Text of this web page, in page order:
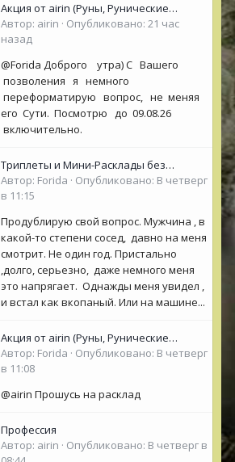
Акция от airin (Руны, Рунические
Оракулы, колоды Таро- Рун)
Автор: airin · Опубликовано: 21 час
назад
@Forida Доброго утра) С Вашего
позволения я немного
переформатирую вопрос, не меняя
его Сути. Посмотрю до 09.08.26
включительно.
Триплеты и Мини-Расклады без
обязательной ОС для НОВИЧКОВ (<50
сообщений)
Автор: Forida · Опубликовано: В четверг
в 11:15
Продублирую свой вопрос. Мужчина , в
какой-то степени сосед, давно на меня
смотрит. Не один год. Пристально
,долго, серьезно, даже немного меня
это напрягает. Однажды меня увидел ,
и встал как вкопаный. Или на машине...
Акция от airin (Руны, Рунические
Оракулы, колоды Таро- Рун)
Автор: Forida · Опубликовано: В четверг
в 11:08
@airin Прошусь на расклад
Профессия
Автор: airin · Опубликовано: В четверг в